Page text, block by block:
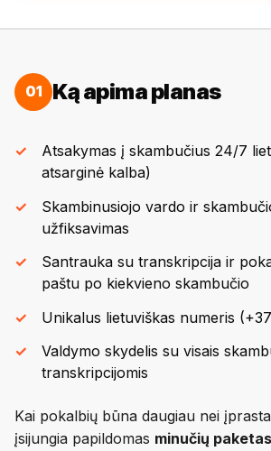
01 Ką apima planas
Atsakymas į skambučius 24/7
atsarginė kalba)
Skambinusiojo vardo ir
užfiksavimas
Santrauka su transkripcija ir
paštu po kiekvieno skambučio
Unikalus lietuviškas numeris
Valdymo skydelis su visais
transkripcijomis
Kai pokalbių būna daugiau nei
įsijungia papildomas minučių paketas